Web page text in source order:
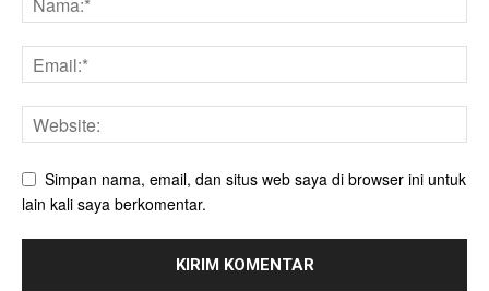
Simpan nama, email, dan situs web saya di browser ini untuk
lain kali saya berkomentar.